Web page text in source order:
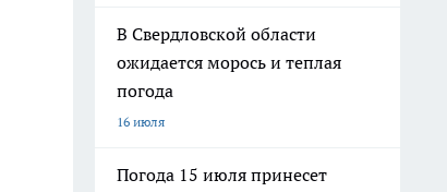
В Свердловской области
ожидается морось и теплая
погода
16 июля
Погода 15 июля принесет